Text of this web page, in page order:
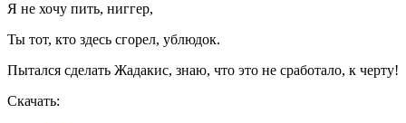
Я не хочу пить, ниггер,
Ты тот, кто здесь сгорел, ублюдок.
Пытался сделать Жадакис, знаю, что это не сработало, к черту!
Скачать: